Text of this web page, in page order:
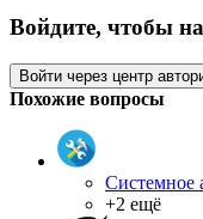
Войдите, чтобы
Войти через центр
Похожие вопросы
Системное
+2 ещё